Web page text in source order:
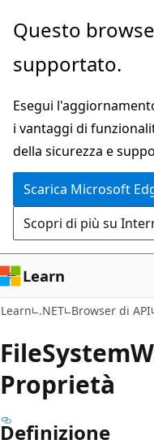
Ignora
passa
contenuto
principale
Passare
allo
spostamento
pagina
Questo
supportato.
Esegui
i vantaggi di
della sicurezza e
Scarica Microsoft
Scopri di più su
Learn
Learn .NET Browser di API
FileSystem
Proprietà
Definizione